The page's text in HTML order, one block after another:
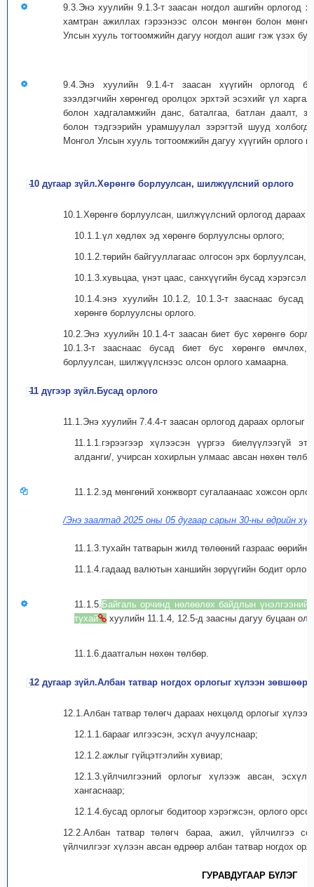
9.3.Энэ хуулийн 9.1.3-т заасан ногдол ашгийн орлогод
хамтран ажиллах гэрээнээс олсон мөнгөн болон
Улсын хууль тогтоомжийн дагуу ногдол ашиг гэж үзэх
9.4.Энэ хуулийн 9.1.4-т заасан хүүгийн орлогод
зээлдэгчийн хөрөнгөд оролцох эрхтэй эсэхийг үл
болон хадгаламжийн данс, баталгаа, батлан даалт,
болон тэдгээрийн урамшуулал зэрэгтэй шууд
Монгол Улсын хууль тогтоомжийн дагуу хүүгийн орлого
10 дугаар зүйл.Хөрөнгө борлуулсан, шилжүүлсний орлого
10.1.Хөрөнгө борлуулсан, шилжүүлсний орлогод дараах
10.1.1.үл хөдлөх эд хөрөнгө борлуулсны орлого;
10.1.2.төрийн байгууллагаас олгосон эрх борлуулсан,
10.1.3.хувьцаа, үнэт цаас, санхүүгийн бусад хэрэгсэл
10.1.4.энэ хуулийн 10.1.2, 10.1.3-т зааснаас бусад
хөрөнгө борлуулсны орлого.
10.2.Энэ хуулийн 10.1.4-т заасан биет бус хөрөнгө
10.1.3-т зааснаас бусад биет бус хөрөнгө
борлуулсан, шилжүүлснээс олсон орлого хамаарна.
11 дүгээр зүйл.Бусад орлого
11.1.Энэ хуулийн 7.4.4-т заасан орлогод дараах орлогыг
11.1.1.гэрээгээр хүлээсэн үүргээ биелүүлээгүй
алданги/, учирсан хохирлын улмаас авсан нөхөн
11.1.2.эд мөнгөний хонжворт сугалаанаас хожсон
/Энэ заалтад 2025 оны 05 дугаар сарын 30-ны өдрийн
11.1.3.тухайн татварын жилд төлөөний газраас
11.1.4.гадаад валютын ханшийн зөрүүгийн бодит
11.1.5. Байгаль орчинд нөлөөлөх байдлын үнэлгээний
тухай
хуулийн 11.1.4, 12.5-д заасны дагуу буцаан
11.1.6.даатгалын нөхөн төлбөр.
12 дугаар зүйл.Албан татвар ногдох орлогыг хүлээн
12.1.Албан татвар төлөгч дараах нөхцөлд орлогыг
12.1.1.барааг илгээсэн, эсхүл ачуулснаар;
12.1.2.ажлыг гүйцэтгэлийн хувиар;
12.1.3.үйлчилгээний орлогыг хүлээж авсан,
хангаснаар;
12.1.4.бусад орлогыг бодитоор хэрэгжсэн, орлого
12.2.Албан татвар төлөгч бараа, ажил, үйлчилгээ
үйлчилгээг хүлээн авсан өдрөөр албан татвар ногдох
ГУРАВДУГААР БҮЛЭГ